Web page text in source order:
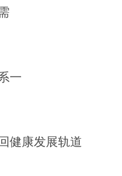
一
健康发展轨道